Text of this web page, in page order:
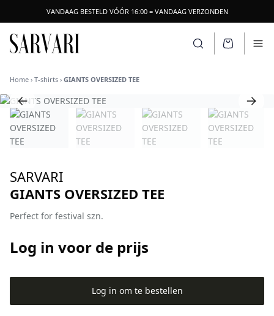
VANDAAG BESTELD VÓÓR 16:00 = VANDAAG VERZONDEN
SARVARI LOGO Zoeken openen
Home › T-shirts › GIANTS OVERSIZED TEE
SARVARI
GIANTS OVERSIZED TEE
Perfect for festival szn.
Log in voor de prijs
Log in om te bestellen